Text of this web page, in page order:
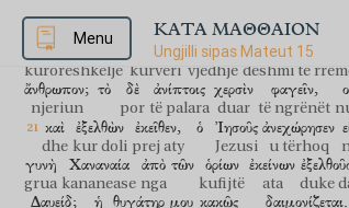
Menu ΚΑΤΑ ΜΑΘΘΑΙΟΝ
Ungjilli sipas Mateut 15
κἀκεῖνα
dhe ato
κοινοῖ
ndyn
τὸν
njeriun prej sepse
μοιχεῖαι,
kurorëshkelje
πορνεῖαι,
kurvëri
κλοπαί,
vjedhje
ψευδομαρτυρίαι,
dëshmi të
ἄνθρωπον;
njeriun
τὸ δὲ
por
ἀνίπτοις
të palara
χερσὶν
duar
φαγεῖν,
të ngrënët
καὶ
dhe
ἐξελθὼν
kur doli
ἐκεῖθεν,
prej aty
ὁ Ἰησοῦς
Jezusi
ἀνεχώρησεν
u tërhoq
γυνὴ
grua
Χαναναία
kananease
ἀπὸ
nga
τῶν ὁρίων
kufijtë
ἐκείνων
ata duke
Δαυείδ; ἡ θυγάτηρ μου κακῶς δαιμονίζεται.